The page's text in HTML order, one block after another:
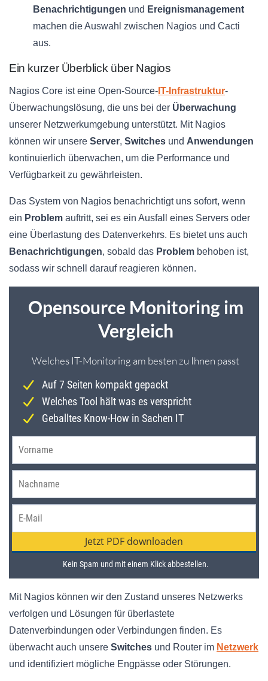
Benachrichtigungen und Ereignismanagement
machen die Auswahl zwischen Nagios und Cacti
aus.
Ein kurzer Überblick über Nagios
Nagios Core ist eine Open-Source- IT-Infrastruktur-
Überwachungslösung, die uns bei der Überwachung
unserer Netzwerkumgebung unterstützt. Mit Nagios
können wir unsere Server, Switches und Anwendungen
kontinuierlich überwachen, um die Performance und
Verfügbarkeit zu gewährleisten.
Das System von Nagios benachrichtigt uns sofort, wenn
ein Problem auftritt, sei es ein Ausfall eines Servers oder
eine Überlastung des Datenverkehrs. Es bietet uns auch
Benachrichtigungen, sobald das Problem behoben ist,
sodass wir schnell darauf reagieren können.
Mit Nagios können wir den Zustand unseres Netzwerks
verfolgen und Lösungen für überlastete
Datenverbindungen oder Verbindungen finden. Es
überwacht auch unsere Switches und Router im Netzwerk
und identifiziert mögliche Engpässe oder Störungen.